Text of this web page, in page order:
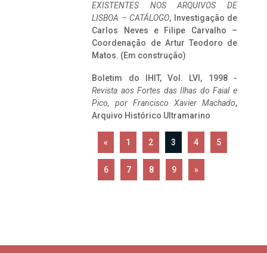
EXISTENTES NOS ARQUIVOS DE
LISBOA – CATÁLOGO, Investigação de
Carlos Neves e Filipe Carvalho –
Coordenação de Artur Teodoro de
Matos. (Em construção)
Boletim do IHIT, Vol. LVI, 1998 -
Revista aos Fortes das Ilhas do Faial e
Pico, por Francisco Xavier Machado,
Arquivo Histórico Ultramarino
« 1 2 3 4 5
6 7 8 9 »